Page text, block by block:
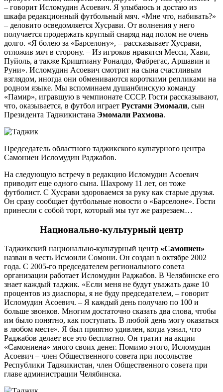
– говорит Исломудин Асоевич. Я улыбаюсь и достаю из
шкафа редакционный футбольный мяч. «Мне что, набивать?»
– деловито осведомляется Хусрави. От волнения у него
получается продержать круглый снаряд над полом не очень
долго. «Я болею за «Барселону», – рассказывает Хусрави,
отложив мяч в сторону. – Из игроков нравятся Месси, Хави,
Пуйоль, а также Криштиану Роналдо, Фабрегас, Аршавин и
Руни». Исломудин Асоевич смотрит на сына счастливым
взглядом, иногда они обмениваются короткими репликами на
родном языке. Мы вспоминаем душанбинскую команду
«Памир», игравшую в чемпионате СССР. Гости рассказывают,
что, оказывается, в футбол играет Рустами Эмомали, сын
Президента Таджикистана Эмомали Рахмона.
Председатель областного таджикского культурного центра
Самониен Исломудин Раджабов.
На следующую встречу в редакцию Исломудин Асоевич
приводит еще одного сына. Шахрому 11 лет, он тоже
футболист. С Хусрави здороваемся за руку как старые друзья.
Он сразу сообщает футбольные новости о «Барселоне». Гости
принесли с собой торт, который мы тут же разрезаем…
Национально-культурный центр
Таджикский национально-культурный центр «Самониен»
назван в честь Исмоили Сомони. Он создан в октябре 2002
года. С 2005-го председателем регионального совета
организации работает Исломудин Раджабов. В Челябинске его
знает каждый таджик. «Если меня не будут уважать даже 10
процентов из диаспоры, я не буду председателем, – говорит
Исломудин Асоевич. – Я каждый день получаю по 100 и
больше звонков. Многим достаточно сказать два слова, чтобы
им было понятно, как поступать. В любой день могу оказаться
в любом месте». Я был приятно удивлен, когда узнал, что
Раджабов делает все это бесплатно. Он тратит на акции
«Самониена» много своих денег. Помимо этого, Исломудин
Асоевич – член Общественного совета при посольстве
Республики Таджикистан, член Общественного совета при
главе администрации Челябинска.